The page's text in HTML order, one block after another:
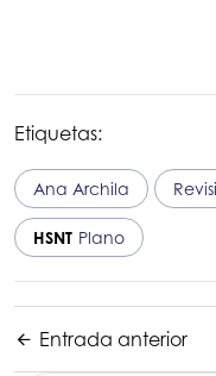
Etiquetas:
Ana Archila
HSNT Plano
Entrada anterior